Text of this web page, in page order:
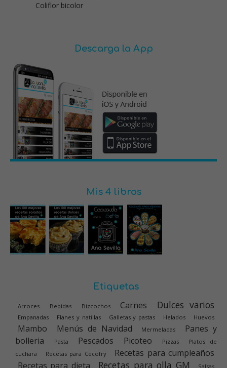
Coliflor bicolor
Descarga la App
Mis 4 libros
Etiquetas
Arroces Bebidas Bizcochos Carnes Dulces varios
Empanadas Flanes y natillas Galletas y pastas Helados Huevos
Mambo Menús de Navidad Mermeladas
Panes y
bolleria
Pasta Pescados Picoteo Pizzas
Platos de
cuchara
Recetas para Cecofry
Recetas para cumpleaños
Recetas para dieta
Recetas para olla GM
Salsas